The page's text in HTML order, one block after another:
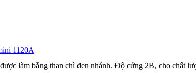
1120A
làm bằng than chì đen nhánh. Độ cứng 2B, cho chất